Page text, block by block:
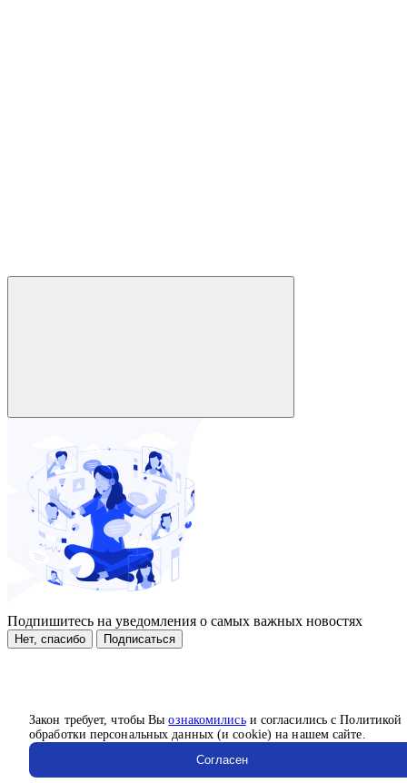
Закон требует, чтобы Выознакомилисьи согласились с Политикой
обработки персональных данных (и cookie) на нашем сайте.
Согласен
Подпишитесь на уведомления о самых важных новостях
Нет, спасибо Подписаться